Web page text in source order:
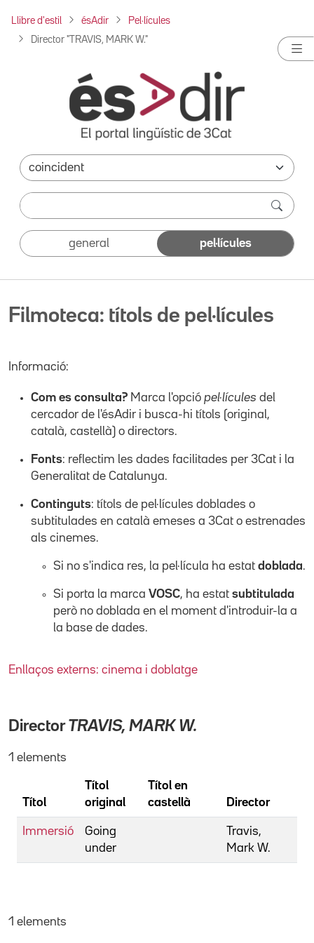
Llibre d'estil ésAdir Pel·lícules
Director "TRAVIS, MARK W."
general pel·lícules
Filmoteca: títols de pel·lícules
Informació:
Com es consulta? Marca l'opció pel·lícules del
cercador de l'ésAdir i busca-hi títols (original,
català, castellà) o directors.
Fonts: reflectim les dades facilitades per 3Cat i la
Generalitat de Catalunya.
Continguts: títols de pel·lícules doblades o
subtitulades en català emeses a 3Cat o estrenades
als cinemes.
Si no s'indica res, la pel·lícula ha estat doblada.
Si porta la marca VOSC, ha estat subtitulada
però no doblada en el moment d'introduir-la a
la base de dades.
Enllaços externs: cinema i doblatge
DirectorTRAVIS, MARK W.
1 elements
Títol
Títol
original
Títol en
castellà
Director
Immersió
Going
under
Travis,
Mark W.
1 elements